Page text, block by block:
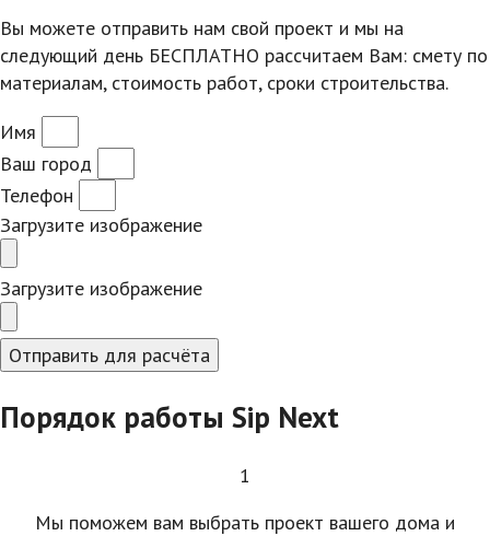
Вы можете отправить нам свой проект и мы на
следующий день БЕСПЛАТНО рассчитаем Вам: смету по
материалам, стоимость работ, сроки строительства.
Имя
Ваш город
Телефон
Загрузите изображение
Загрузите изображение
Отправить для расчёта
Порядок работы Sip Next
1
Мы поможем вам выбрать проект вашего дома и